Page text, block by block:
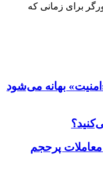
برای زمانی که
بهانه می‌شود
پرحجم